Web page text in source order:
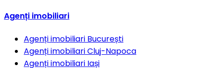
Agenți imobiliari
Agenți imobiliari București
Agenți imobiliariCluj-Napoca
Agenți imobiliari Iași